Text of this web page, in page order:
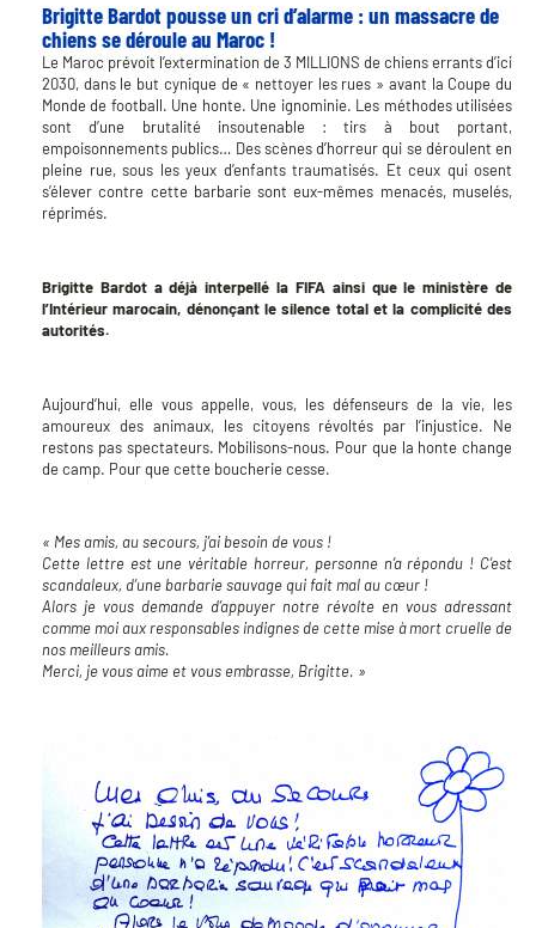
Brigitte Bardot pousse un cri d’alarme : un massacre de
chiens se déroule au Maroc !
Le Maroc prévoit l’extermination de 3 MILLIONS de chiens errants d’ici
2030, dans le but cynique de « nettoyer les rues » avant la Coupe du
Monde de football. Une honte. Une ignominie. Les méthodes utilisées
sont d’une brutalité insoutenable : tirs à bout portant,
empoisonnements publics… Des scènes d’horreur qui se déroulent en
pleine rue, sous les yeux d’enfants traumatisés. Et ceux qui osent
s’élever contre cette barbarie sont eux-mêmes menacés, muselés,
réprimés.
Brigitte Bardot a déjà interpellé la FIFA ainsi que le ministère de
l’Intérieur marocain, dénonçant le silence total et la complicité des
autorités.
Aujourd’hui, elle vous appelle, vous, les défenseurs de la vie, les
amoureux des animaux, les citoyens révoltés par l’injustice. Ne
restons pas spectateurs. Mobilisons-nous. Pour que la honte change
de camp. Pour que cette boucherie cesse.
« Mes amis, au secours, j’ai besoin de vous !
Cette lettre est une véritable horreur, personne n’a répondu ! C’est
scandaleux, d’une barbarie sauvage qui fait mal au cœur !
Alors je vous demande d’appuyer notre révolte en vous adressant
comme moi aux responsables indignes de cette mise à mort cruelle de
nos meilleurs amis.
Merci, je vous aime et vous embrasse, Brigitte. »